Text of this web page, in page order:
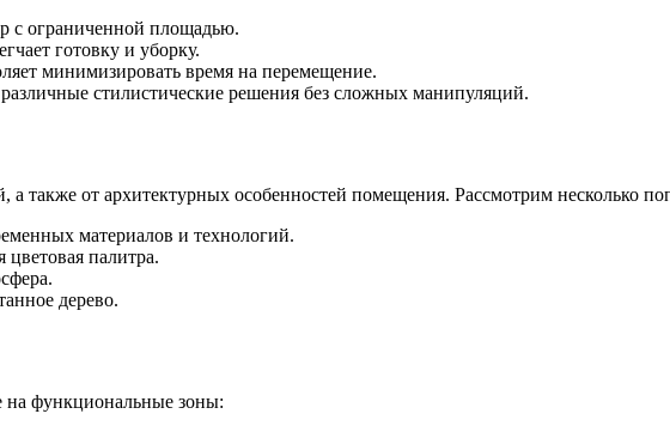
с ограниченной площадью.
готовку и уборку.
минимизировать время на перемещение.
стилистические решения без сложных манипуляций.
также от архитектурных особенностей помещения. Рассмотрим несколько
материалов и технологий.
палитра.
дерево.
на функциональные зоны: